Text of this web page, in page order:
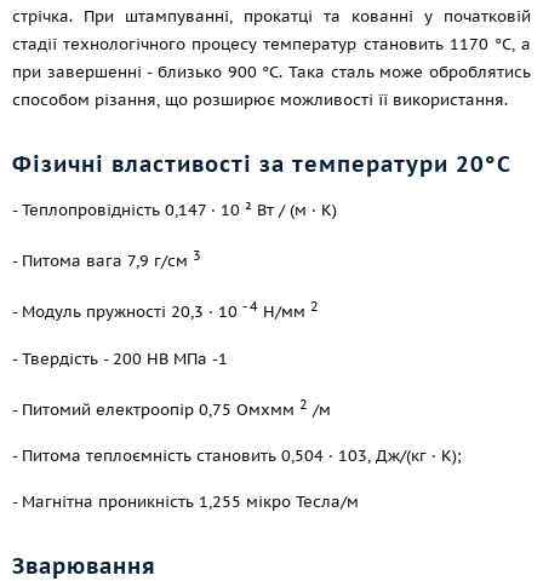
стрічка. При штампуванні, прокатці та кованні у початковій
стадії технологічного процесу температур становить 1170 °C, а
при завершенні - близько 900 °C. Така сталь може оброблятись
способом різання, що розширює можливості її використання.
Фізичні властивості за температури 20°С
- Теплопровідність 0,147 · 10 ² Вт / (м · К)
- Питома вага 7,9 г/см 3
- Модуль пружності 20,3 · 10 - 4 Н/мм 2
- Твердість - 200 НВ МПа -1
- Питомий електроопір 0,75 Омxмм 2 /м
- Питома теплоємність становить 0,504 · 103, Дж/(кг · К);
- Магнітна проникність 1,255 мікро Тесла/м
Зварювання